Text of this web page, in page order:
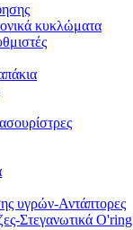
κυκλώματα
υγρών-Αντάπτορες
Στεγανωτικά O'ring